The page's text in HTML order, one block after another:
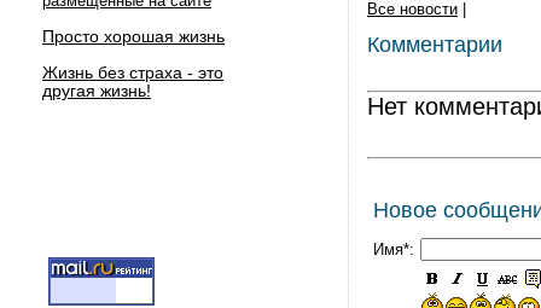
Просто хорошая жизнь
Жизнь без страха - это
другая жизнь!
Все новости
Комментарии
Нет
Новое
Имя*: